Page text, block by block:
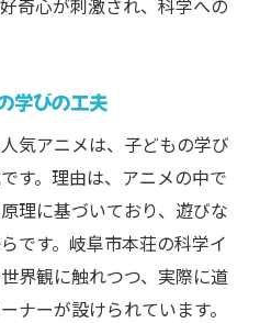
奇心が刺激され、科学への
学びの工夫
気アニメは、子どもの学び
す。理由は、アニメの中で
理に基づいており、遊びな
です。岐阜市本荘の科学イ
界観に触れつつ、実際に道
ナーが設けられています。